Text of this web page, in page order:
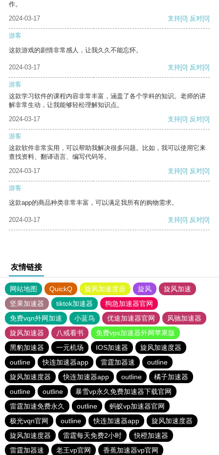
作。
2024-03-17
支持[0] 反对[0]
游客
这款游戏的剧情非常感人，让我久久不能忘怀。
2024-03-17 支持[0] 反对[0]
游客
这款学习软件的课程内容非常丰富，涵盖了各个学科的知识。老师的讲
解非常生动，让我能够轻松理解知识点。
2024-03-17
支持[0] 反对[0]
游客
这款软件非常实用，可以帮助我解决很多问题。比如，我可以使用它来
查找资料、翻译语言、编写代码等。
2024-03-17
支持[0] 反对[0]
游客
这款app的商品种类非常丰富，可以满足我所有的购物需求。
2024-03-17 支持[0] 反对[0]
友情链接
网站地图 QuickQ 旋风加速度器 旋风
旋风加速
坚果加速器
tiktok加速器
狗急加速器官网
免费vqn外网加速
小蓝鸟 优途加速器官网
风驰加速器
旋风加速器
八戒看书
免费vps加速器外网苹果版
黑豹加速器
一元机场 IOS加速器
旋风加速度器
outline
快连加速器app 雷霆加器速
outline
旋风加速度器
快连加速器app outline
橘子加速器
outline
outline
暴雪vp永久免费加速器下载官网
雷霆加速免费永久
outline
蚂蚁vp加速器官网
极光vqn官网
outline 快连加速器app
旋风加速度器
旋风加速度器
雷霆每天免费2小时
快橙加速器
雷霆加器速
老王vp官网 香蕉加速器vp官网